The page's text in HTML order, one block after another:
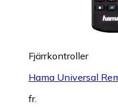
Fjärrkontroller
Hama Universal
fr.